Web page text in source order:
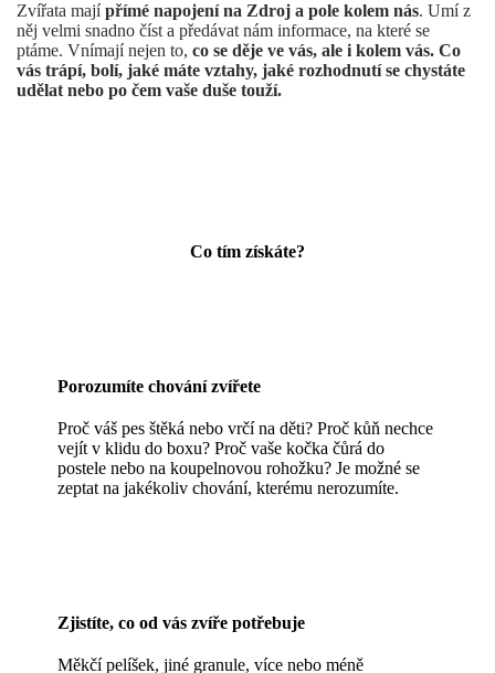
Zvířata majípřímé napojení na Zdroj a pole kolem nás. Umí z
něj velmi snadno číst a předávat nám informace, na které se
ptáme. Vnímají nejen to, co se děje ve vás, ale i kolem vás. Co
vás trápí, bolí, jaké máte vztahy, jaké rozhodnutí se chystáte
udělat nebo po čem vaše duše touží.
Co tím získáte?
Porozumíte chování zvířete
Proč váš pes štěká nebo vrčí na děti? Proč kůň nechce
vejít v klidu do boxu? Proč vaše kočka čůrá do
postele nebo na koupelnovou rohožku? Je možné se
zeptat na jakékoliv chování, kterému nerozumíte.
Zjistíte, co od vás zvíře potřebuje
Měkčí pelíšek, jiné granule, více nebo méně